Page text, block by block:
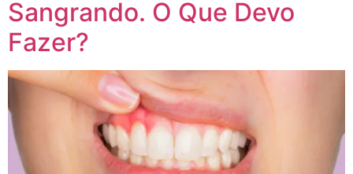
Sangrando. O Que Devo
Fazer?